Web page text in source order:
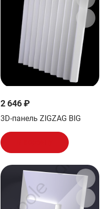
2 646 ₽
3D-панель ZIGZAG BIG